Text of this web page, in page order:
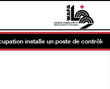
installe un poste de contrôle